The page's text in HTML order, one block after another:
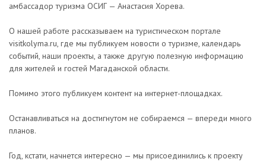
амбассадор туризма ОСИГ — Анастасия Хорева.
О нашей работе рассказываем на туристическом портале
visitkolyma.ru, где мы публикуем новости о туризме, календарь
событий, наши проекты, а также другую полезную информацию
для жителей и гостей Магаданской области.
Помимо этого публикуем контент на интернет-площадках.
Останавливаться на достигнутом не собираемся — впереди много
планов.
Год, кстати, начнется интересно — мы присоединились к проекту